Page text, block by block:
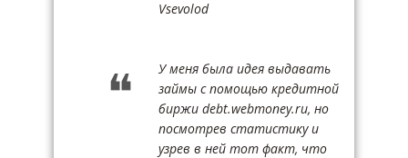
Vsevolod
У меня была идея выдавать
займы с помощью кредитной
биржи debt.webmoney.ru, но
посмотрев статистику и
узрев в ней тот факт, что